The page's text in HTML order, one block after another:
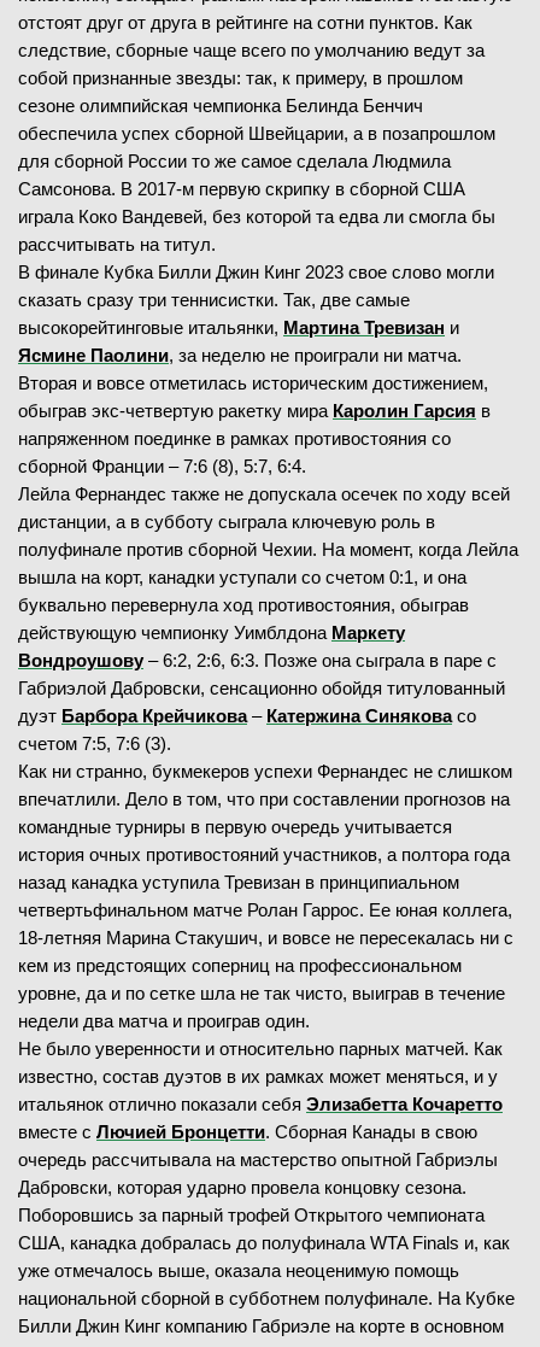
отстоят друг от друга в рейтинге на сотни пунктов. Как
следствие, сборные чаще всего по умолчанию ведут за
собой признанные звезды: так, к примеру, в прошлом
сезоне олимпийская чемпионка Белинда Бенчич
обеспечила успех сборной Швейцарии, а в позапрошлом
для сборной России то же самое сделала Людмила
Самсонова. В 2017-м первую скрипку в сборной США
играла Коко Вандевей, без которой та едва ли смогла бы
рассчитывать на титул.
В финале Кубка Билли Джин Кинг 2023 свое слово могли
сказать сразу три теннисистки. Так, две самые
высокорейтинговые итальянки, Мартина Тревизан и
Ясмине Паолини, за неделю не проиграли ни матча.
Вторая и вовсе отметилась историческим достижением,
обыграв экс-четвертую ракетку мира Каролин Гарсия в
напряженном поединке в рамках противостояния со
сборной Франции – 7:6 (8), 5:7, 6:4.
Лейла Фернандес также не допускала осечек по ходу всей
дистанции, а в субботу сыграла ключевую роль в
полуфинале против сборной Чехии. На момент, когда Лейла
вышла на корт, канадки уступали со счетом 0:1, и она
буквально перевернула ход противостояния, обыграв
действующую чемпионку Уимблдона Маркету
Вондроушову – 6:2, 2:6, 6:3. Позже она сыграла в паре с
Габриэлой Дабровски, сенсационно обойдя титулованный
дуэт Барбора Крейчикова– Катержина Синяковасо
счетом 7:5, 7:6 (3).
Как ни странно, букмекеров успехи Фернандес не слишком
впечатлили. Дело в том, что при составлении прогнозов на
командные турниры в первую очередь учитывается
история очных противостояний участников, а полтора года
назад канадка уступила Тревизан в принципиальном
четвертьфинальном матче Ролан Гаррос. Ее юная коллега,
18-летняя Марина Стакушич, и вовсе не пересекалась ни с
кем из предстоящих соперниц на профессиональном
уровне, да и по сетке шла не так чисто, выиграв в течение
недели два матча и проиграв один.
Не было уверенности и относительно парных матчей. Как
известно, состав дуэтов в их рамках может меняться, и у
итальянок отлично показали себя Элизабетта Кочаретто
вместе с Лючией Бронцетти. Сборная Канады в свою
очередь рассчитывала на мастерство опытной Габриэлы
Дабровски, которая ударно провела концовку сезона.
Поборовшись за парный трофей Открытого чемпионата
США, канадка добралась до полуфинала WTA Finals и, как
уже отмечалось выше, оказала неоценимую помощь
национальной сборной в субботнем полуфинале. На Кубке
Билли Джин Кинг компанию Габриэле на корте в основном